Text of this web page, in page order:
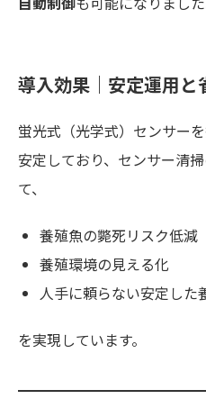
導入効果｜安定運用と
蛍光式（光学式）センサー
安定しており、センサー清
て、
養殖魚の斃死リスク低減
養殖環境の見える化
人手に頼らない安定した
を実現しています。